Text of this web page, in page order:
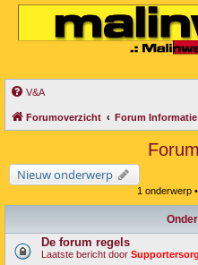
V&A
Forumoverzicht Forum Informatie
Nieuw onderwerp
1 onderwerp
De forum regels
Laatste bericht door